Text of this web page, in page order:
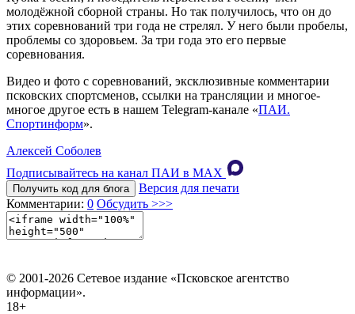
молодёжной сборной страны. Но так получилось, что он до
этих соревнований три года не стрелял. У него были пробелы,
проблемы со здоровьем. За три года это его первые
соревнования.
Видео и фото с соревнований, эксклюзивные комментарии
псковских спортсменов, ссылки на трансляции и многое-
многое другое есть в нашем Telegram-канале «ПАИ.
Спортинформ».
Алексей Соболев
Подписывайтесь на канал ПАИ в MAХ
Получить код для блога
Версия для печати
Комментарии: 0 Обсудить >>>
© 2001-2026 Сетевое издание «Псковское агентство
информации».
18+